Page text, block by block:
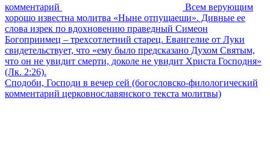
комментарий
Всем верующим
хорошо известна молитва «Ныне отпущаеши». Дивные ее
слова изрек по вдохновению праведный Симеон
Богоприимец – трехсотлетний старец. Евангелие от Луки
свидетельствует, что «ему было предсказано Духом Святым,
что он не увидит смерти, доколе не увидит Христа Господня»
(Лк. 2:26).
Сподоби, Господи в вечер сей (богословско-филологический
комментарий церковнославянского текста молитвы)